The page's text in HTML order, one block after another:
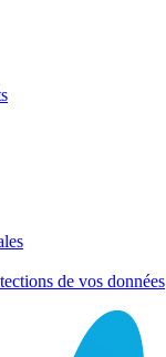
de vos données